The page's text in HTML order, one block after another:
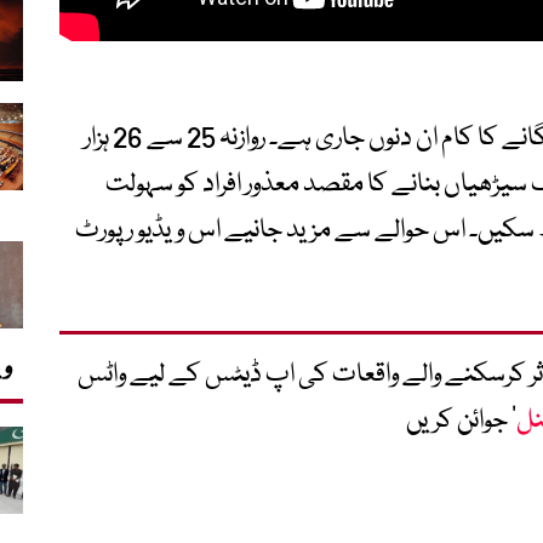
لاہور ریلوے اسٹیشن پر خود کار سیٹرھیاں لگانے کا کام ان دنوں جاری ہے۔ روازنہ 25 سے 26 ہزار
سیڑھیاں بنانے کا مقصد معذور افراد کو سہولت
سکیں۔ اس حوالے سے مزید جانیے اس ویڈیو رپورٹ
کرسکنے والے واقعات کی اپ ڈیٹس کے لیے واٹس
‘ جوائن کریں